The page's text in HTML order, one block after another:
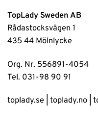
TopLady Sweden AB
Rådastocksvägen 1
435 44 Mölnlycke
Org. Nr. 556891-4054
Tel. 031-98 90 91
toplady.se toplady.no